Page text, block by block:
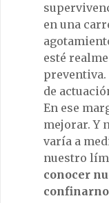
en una
esté
preventiva.
de
En ese
mejorar. Y
varía a
nuestro
conocer